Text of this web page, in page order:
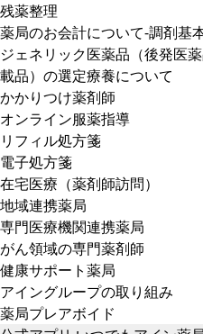
残薬整理
薬局のお会計について-調剤基
ジェネリック医薬品（後発医
載品）の選定療養について
かかりつけ薬剤師
オンライン服薬指導
リフィル処方箋
電子処方箋
在宅医療（薬剤師訪問）
地域連携薬局
専門医療機関連携薬局
がん領域の専門薬剤師
健康サポート薬局
アイングループの取り組み
薬局プレアボイド